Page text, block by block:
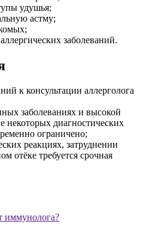
удушья;
астму;
заболеваний.
к консультации аллерголога
заболеваниях и высокой
некоторых диагностических
ограничено;
реакциях, затруднении
отёке требуется срочная
иммунолога?